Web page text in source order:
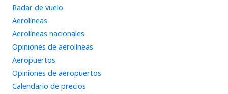
Radar de vuelo
Aerolíneas
Aerolíneas nacionales
Opiniones de aerolíneas
Aeropuertos
Opiniones de aeropuertos
Calendario de precios